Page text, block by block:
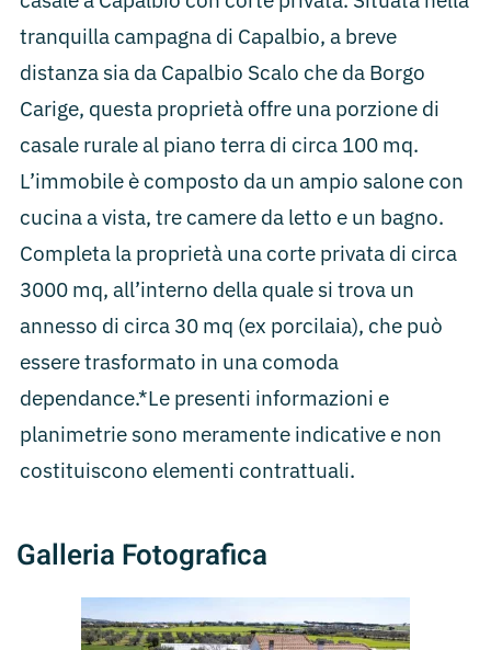
tranquilla campagna di Capalbio, a breve
distanza sia da Capalbio Scalo che da Borgo
Carige, questa proprietà offre una porzione di
casale rurale al piano terra di circa 100 mq.
L’immobile è composto da un ampio salone con
cucina a vista, tre camere da letto e un bagno.
Completa la proprietà una corte privata di circa
3000 mq, all’interno della quale si trova un
annesso di circa 30 mq (ex porcilaia), che può
essere trasformato in una comoda
dependance.*Le presenti informazioni e
planimetrie sono meramente indicative e non
costituiscono elementi contrattuali.
Galleria Fotografica